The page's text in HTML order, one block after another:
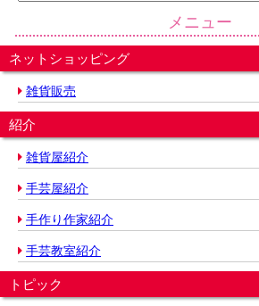
メニュー
ネットショッピング
雑貨販売
紹介
雑貨屋紹介
手芸屋紹介
手作り作家紹介
手芸教室紹介
トピック